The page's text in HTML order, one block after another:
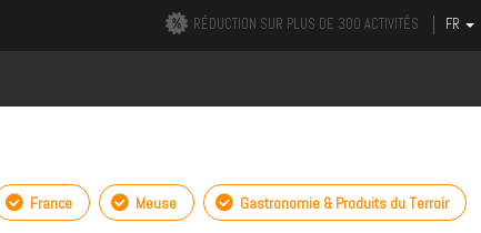
RÉDUCTION SUR PLUS DE 300 ACTIVITÉS FR
France Meuse Gastronomie & Produits du Terroir